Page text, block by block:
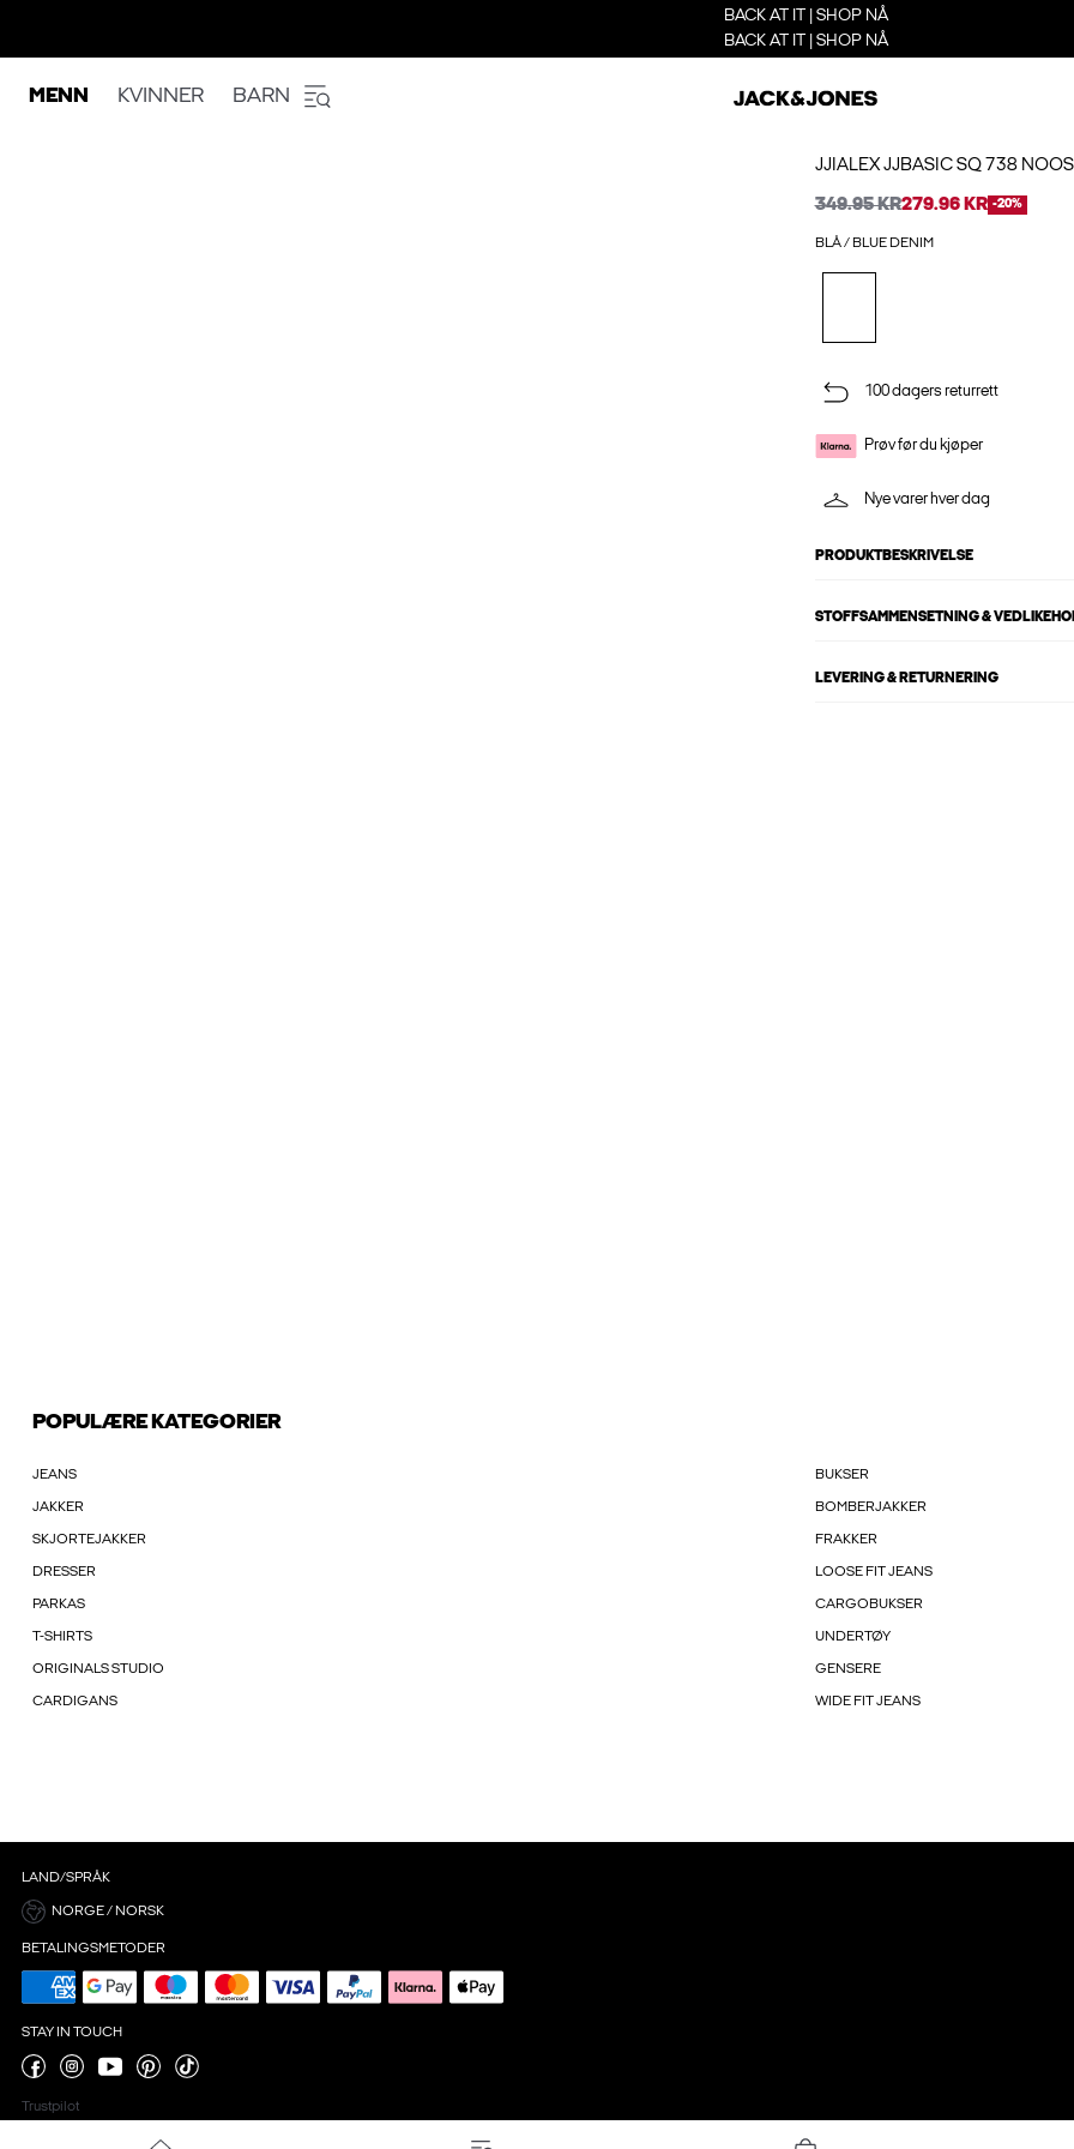
BACK AT IT | SHOP NÅ
BACK AT IT | SHOP NÅ
MENN KVINNER BARN
JJIALEX JJBASIC SQ 738
349.95 KR279.96 KR -20%
BLÅ / BLUE DENIM
100 dagers returrett
Prøv før du kjøper
Nye varer hver dag
PRODUKTBESKRIVELSE
STOFFSAMMENSETNING &
LEVERING & RETURNERING
POPULÆRE KATEGORIER
JEANS BUKSER
JAKKER BOMBERJAKKER
SKJORTEJAKKER FRAKKER
DRESSER LOOSE FIT JEANS
PARKAS CARGOBUKSER
T-SHIRTS UNDERTØY
ORIGINALS STUDIO GENSERE
CARDIGANS WIDE FIT JEANS
LAND/SPRÅK
NORGE / NORSK
BETALINGSMETODER
STAY IN TOUCH
Trustpilot